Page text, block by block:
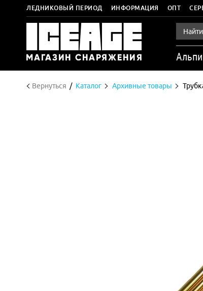
ЛЕДНИКОВЫЙ ПЕРИОД ИНФОРМАЦИЯ ОПТ
Вернуться Каталог Архивные товары